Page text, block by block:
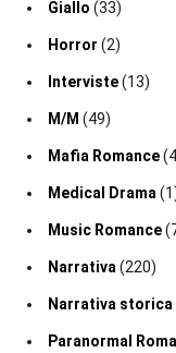
Giallo (33)
Horror (2)
Interviste(13)
M/M (49)
Mafia Romance
Medical Drama
Music Romance
Narrativa(220)
Narrativa storica
Paranormal